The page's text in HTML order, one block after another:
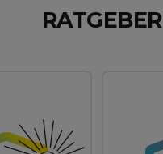
RATGEBER